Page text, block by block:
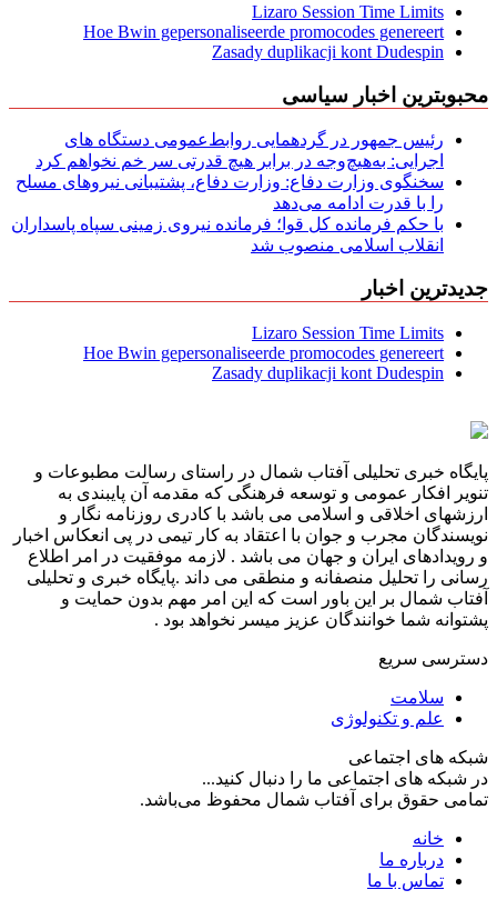
Lizaro Session Time Limits
Hoe Bwin gepersonaliseerde promocodes genereert
Zasady duplikacji kont Dudespin
محبوبترین اخبار سیاسی
رئیس جمهور در گردهمایی روابط‌عمومی دستگاه های
اجرایی: به‌هیچ‌وجه در برابر هیچ قدرتی سر خم نخواهم کرد
سخنگوی وزارت دفاع: وزارت دفاع، پشتیبانی نیرو‌های مسلح
را با قدرت ادامه می‌دهد
با حکم فرمانده کل قوا؛ فرمانده نیروی زمینی سپاه پاسداران
انقلاب اسلامی منصوب شد
جدیدترین اخبار
Lizaro Session Time Limits
Hoe Bwin gepersonaliseerde promocodes genereert
Zasady duplikacji kont Dudespin
پایگاه خبری تحلیلی آفتاب شمال در راستای رسالت مطبوعات و
تنویر افکار عمومی و توسعه فرهنگی که مقدمه آن پایبندی به
ارزشهای اخلاقی و اسلامی می باشد با کادری روزنامه نگار و
نویسندگان مجرب و جوان با اعتقاد به کار تیمی در پی انعکاس اخبار
و رویدادهای ایران و جهان می باشد . لازمه موفقیت در امر اطلاع
رسانی را تحلیل منصفانه و منطقی می داند .پایگاه خبری و تحلیلی
آفتاب شمال بر این باور است که این امر مهم بدون حمایت و
پشتوانه شما خوانندگان عزیز میسر نخواهد بود .
دسترسی سریع
سلامت
علم و تکنولوژی
شبکه های اجتماعی
در شبکه های اجتماعی ما را دنبال کنید...
تمامی حقوق برای آفتاب شمال محفوظ می‌باشد.
خانه
درباره ما
تماس با ما